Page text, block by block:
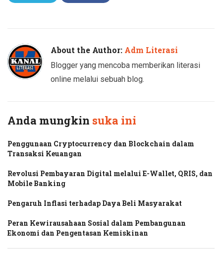
About the Author: Adm Literasi
Blogger yang mencoba memberikan literasi
online melalui sebuah blog.
Anda mungkin suka ini
Penggunaan Cryptocurrency dan Blockchain dalam
Transaksi Keuangan
Revolusi Pembayaran Digital melalui E-Wallet, QRIS, dan
Mobile Banking
Pengaruh Inflasi terhadap Daya Beli Masyarakat
Peran Kewirausahaan Sosial dalam Pembangunan
Ekonomi dan Pengentasan Kemiskinan